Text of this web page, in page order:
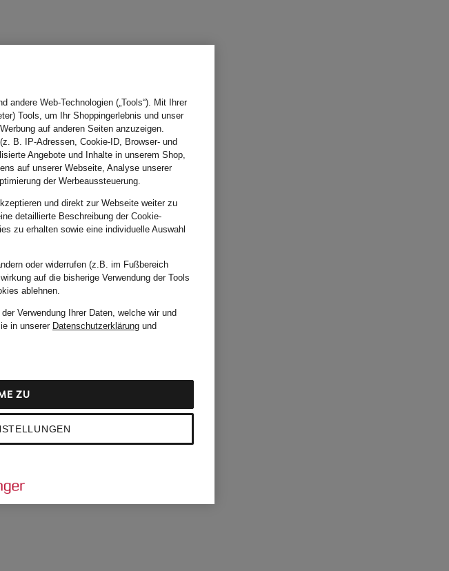
andere Web-Technologien („Tools“). Mit Ihrer
Tools, um Ihr Shoppingerlebnis und unser
auf anderen Seiten anzuzeigen.
B. IP-Adressen, Cookie-ID, Browser- und
Angebote und Inhalte in unserem Shop,
auf unserer Webseite, Analyse unserer
der Werbeaussteuerung.
und direkt zur Webseite weiter zu
detaillierte Beschreibung der Cookie-
zu erhalten sowie eine individuelle Auswahl
oder widerrufen (z.B. im Fußbereich
auf die bisherige Verwendung der Tools
ablehnen.
Verwendung Ihrer Daten, welche wir und
in unserer Datenschutzerklärung und
ZU